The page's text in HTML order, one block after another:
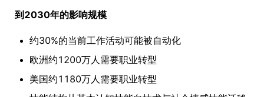
到2030年的影响规模
约30%的当前工作活动可能被自动化
欧洲约1200万人需要职业转型
美国约1180万人需要职业转型